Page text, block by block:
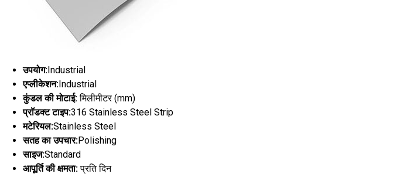
उपयोग: Industrial
एप्लीकेशन: Industrial
कुंडल की मोटाई:मिलीमीटर (mm)
प्रॉडक्ट टाइप:316 Stainless Steel Strip
मटेरियल:Stainless Steel
सतह का उपचार:Polishing
साइज:Standard
आपूर्ति की क्षमता:प्रति दिन